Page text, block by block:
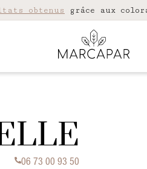
obtenus grâce aux
06 73 00 93 50